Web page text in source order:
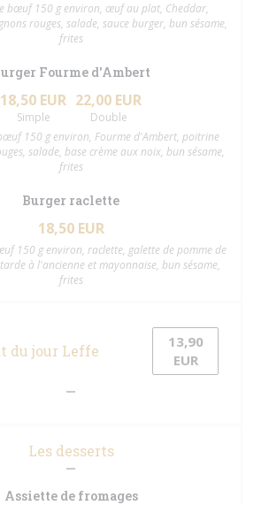
bœuf 150 g environ, œuf au plat, Cheddar,
rouges, salade, sauce burger, bun sésame,
frites
Fourme d'Ambert
18,50 EUR
Simple
22,00 EUR
Double
150 g environ, Fourme d'Ambert, poitrine
salade, base crème aux noix, bun sésame,
frites
Burger raclette
18,50 EUR
150 g environ, raclette, galette de pomme de
à l'ancienne et mayonnaise, bun sésame,
frites
du jour Leffe
13,90
EUR
Les desserts
Assiette de fromages